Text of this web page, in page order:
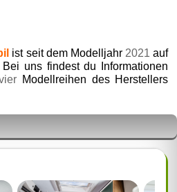
ist seit dem Modelljahr 2021 auf
uns findest du Informationen
Modellreihen des Herstellers